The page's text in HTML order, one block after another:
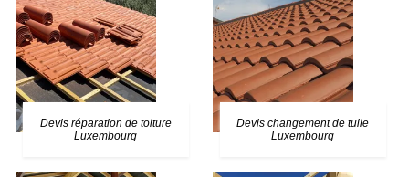
Devis réparation de toiture
Luxembourg
Devis changement de tuile
Luxembourg